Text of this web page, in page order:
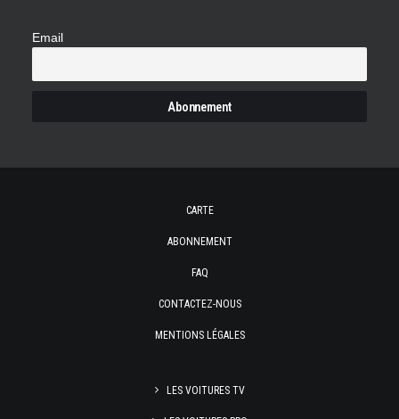
Email
CARTE
ABONNEMENT
FAQ
CONTACTEZ-NOUS
MENTIONS LÉGALES
LES VOITURES TV